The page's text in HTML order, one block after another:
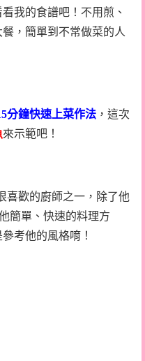
看我的食譜吧！不用煎、
，簡單到不常做菜的人
分鐘快速上菜作法 ，這次
來示範吧！
喜歡的廚師之一，除了他
簡單、快速的料理方
考他的風格唷！